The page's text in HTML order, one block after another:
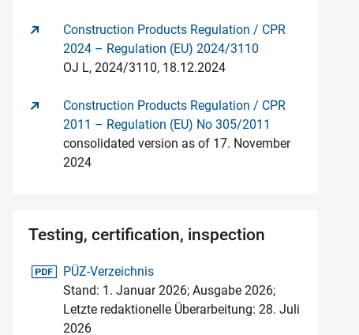
Construction Products Regulation / CPR
2024 – Regulation (EU) 2024/3110
OJ L, 2024/3110, 18.12.2024
Construction Products Regulation / CPR
2011 – Regulation (EU) No 305/2011
consolidated version as of 17. November
2024
Testing, certification, inspection
pdf-Datei
PÜZ-Verzeichnis
Stand: 1. Januar 2026; Ausgabe 2026;
Letzte redaktionelle Überarbeitung: 28. Juli
2026